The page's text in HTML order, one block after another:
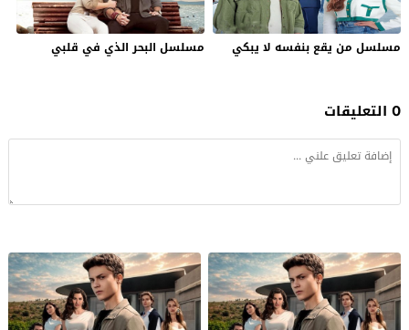
مسلسل من يقع بنفسه لا يبكي مسلسل البحر الذي في قلبي
0 التعليقات